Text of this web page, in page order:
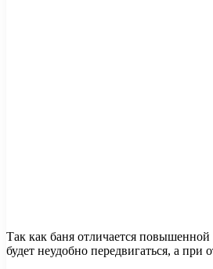
Так как баня отличается
будет неудобно передвигаться, а при